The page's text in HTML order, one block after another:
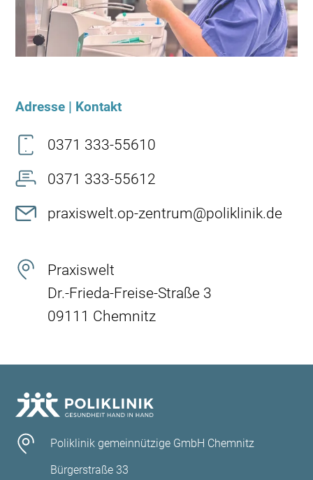
Adresse | Kontakt
0371 333-55610
0371 333-55612
praxiswelt.op-zentrum@poliklinik.de
Praxiswelt
Dr.-Frieda-Freise-Straße 3
09111 Chemnitz
Poliklinik gemeinnützige GmbH Chemnitz
Bürgerstraße 33